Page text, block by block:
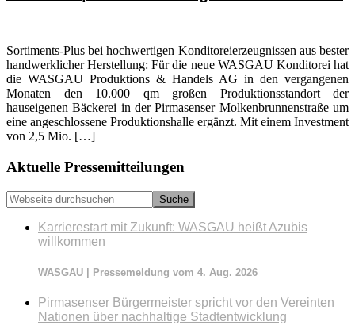
Sortiments-Plus bei hochwertigen Konditoreierzeugnissen aus bester
handwerklicher Herstellung: Für die neue WASGAU Konditorei hat
die WASGAU Produktions & Handels AG in den vergangenen
Monaten den 10.000 qm großen Produktionsstandort der
hauseigenen Bäckerei in der Pirmasenser Molkenbrunnenstraße um
eine angeschlossene Produktionshalle ergänzt. Mit einem Investment
von 2,5 Mio. […]
Seitenspalte
Aktuelle Pressemitteilungen
Webseite
durchsuchen
Karrierestart mit Zukunft: WASGAU heißt Azubis
willkommen
WASGAU | Pressemeldung vom 4. Aug. 2026
Pirmasenser Bürgermeister spricht vor den Vereinten
Nationen über nachhaltige Stadtentwicklung